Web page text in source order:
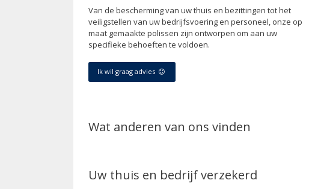
Van de bescherming van uw thuis en bezittingen tot het
veiligstellen van uw bedrijfsvoering en personeel, onze op
maat gemaakte polissen zijn ontworpen om aan uw
specifieke behoeften te voldoen.
Ik wil graag advies
Wat anderen van ons vinden
Uw thuis en bedrijf verzekerd